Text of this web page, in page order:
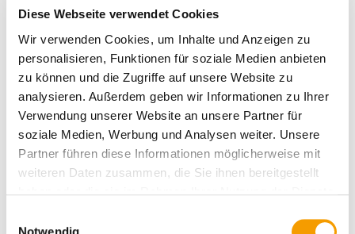
Diese Webseite verwendet Cookies
Wir verwenden Cookies, um Inhalte und Anzeigen zu
personalisieren, Funktionen für soziale Medien anbieten
zu können und die Zugriffe auf unsere Website zu
analysieren. Außerdem geben wir Informationen zu Ihrer
Verwendung unserer Website an unsere Partner für
soziale Medien, Werbung und Analysen weiter. Unsere
Partner führen diese Informationen möglicherweise mit
weiteren Daten zusammen, die Sie ihnen bereitgestellt
Absturzsicherungen bieten
zuverlässigen Schutz und erhöhen die